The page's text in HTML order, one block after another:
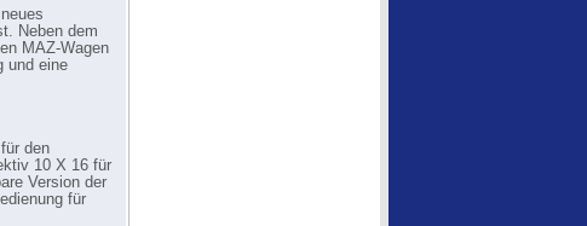
Neben dem
MAZ-Wagen
und eine
den
10 X 16 für
Version der
für